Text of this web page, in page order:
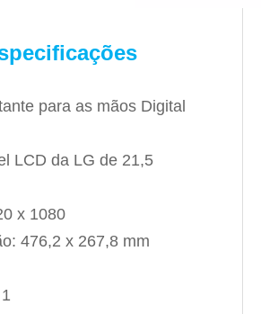
para as mãos Digital
LCD da LG de 21,5
x 1080
476,2 x 267,8 mm